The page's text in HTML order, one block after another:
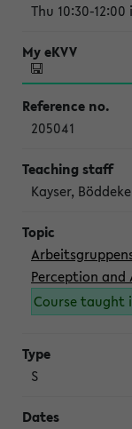
Thu 10:30-12:00
205041
Kayser,
Perception and
Course taught
S